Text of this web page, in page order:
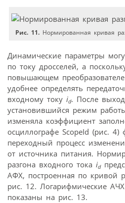
Рис. 11. Нормированная кривая
Динамические параметры
по току дросселей, а
повышающем
удобнее определять
входному току id. После
установившийся режим
изменяла коэффициент
осциллографе ScopeId (рис. 4)
переходный процесс
от источника питания.
разгона входного тока id
АФХ, построенная по кривой
рис. 12. Логарифмические
показаны на рис. 13.